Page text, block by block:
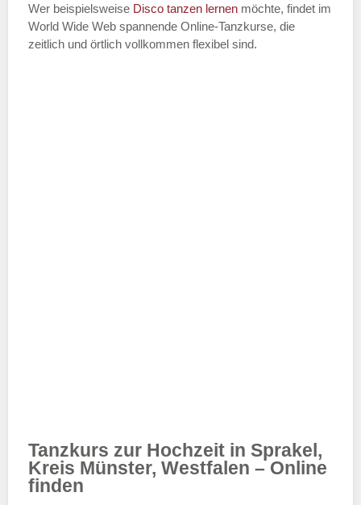
Wer beispielsweise Disco tanzen lernen möchte, findet im
World Wide Web spannende Online-Tanzkurse, die
zeitlich und örtlich vollkommen flexibel sind.
Tanzkurs zur Hochzeit in Sprakel,
Kreis Münster, Westfalen – Online
finden